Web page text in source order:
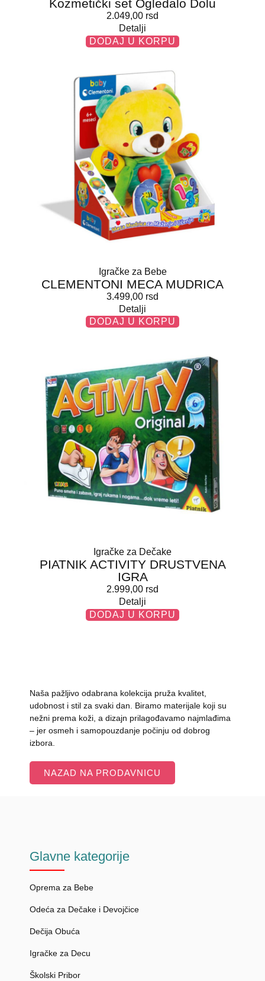
Kozmetički set Ogledalo Dolu
2.049,00 rsd
Detalji
DODAJ U KORPU
Igračke za Bebe
CLEMENTONI MECA MUDRICA
3.499,00 rsd
Detalji
DODAJ U KORPU
Igračke za Dečake
PIATNIK ACTIVITY DRUSTVENA
IGRA
2.999,00 rsd
Detalji
DODAJ U KORPU
Naša pažljivo odabrana kolekcija pruža kvalitet,
udobnost i stil za svaki dan. Biramo materijale koji su
nežni prema koži, a dizajn prilagođavamo najmlađima
– jer osmeh i samopouzdanje počinju od dobrog
izbora.
NAZAD NA PRODAVNICU
Glavne kategorije
Oprema za Bebe
Odeća za Dečake i Devojčice
Dečija Obuća
Igračke za Decu
Školski Pribor